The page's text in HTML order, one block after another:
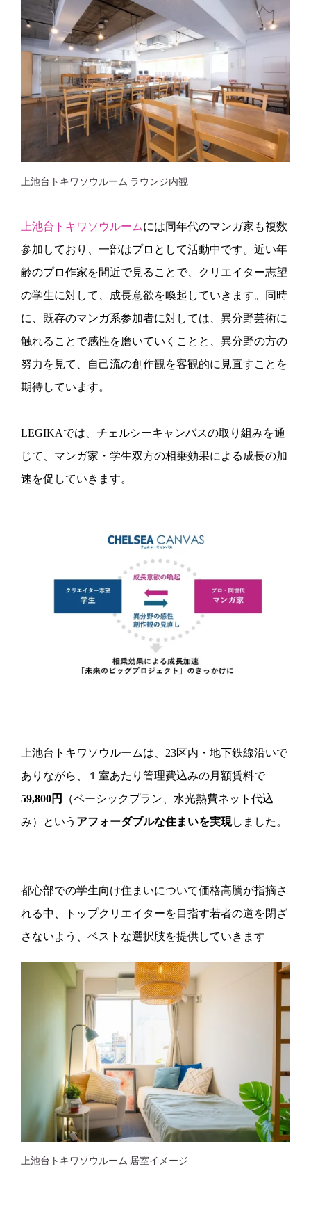
上池台トキワソウルーム ラウンジ内観
上池台トキワソウルームには同年代のマンガ家も複数
参加しており、一部はプロとして活動中です。近い年
齢のプロ作家を間近で見ることで、クリエイター志望
の学生に対して、成長意欲を喚起していきます。同時
に、既存のマンガ系参加者に対しては、異分野芸術に
触れることで感性を磨いていくことと、異分野の方の
努力を見て、自己流の創作観を客観的に見直すことを
期待しています。
LEGIKAでは、チェルシーキャンバスの取り組みを通
じて、マンガ家・学生双方の相乗効果による成長の加
速を促していきます。
上池台トキワソウルームは、23区内・地下鉄線沿いで
ありながら、１室あたり管理費込みの月額賃料で
59,800円
（ベーシックプラン、水光熱費ネット代込
み）という アフォーダブルな住まいを実現しました。
都心部での学生向け住まいについて価格高騰が指摘さ
れる中、トップクリエイターを目指す若者の道を閉ざ
さないよう、ベストな選択肢を提供していきます
上池台トキワソウルーム 居室イメージ